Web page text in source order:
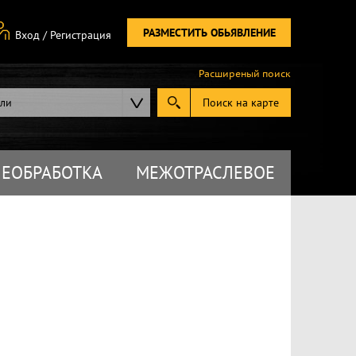
РАЗМЕСТИТЬ ОБЬЯВЛЕНИЕ
Вход / Регистрация
Поиск на карте
Расширеный поиск
МЕЖОТРАСЛЕВОЕ